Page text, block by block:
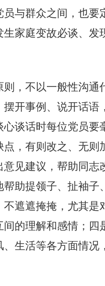
与群众之间，也
家庭变故必谈、发
则，不以一般性沟
开事例、说开话
心谈话时每位党员要
，有则改之、无则
见建议，帮助同
助提领子、扯袖子
遮遮掩掩，尤其
的理解和感情； 四
生活等各方面情